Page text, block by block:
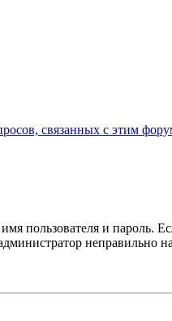
связанных с этим
пользователя и пароль.
неправильно